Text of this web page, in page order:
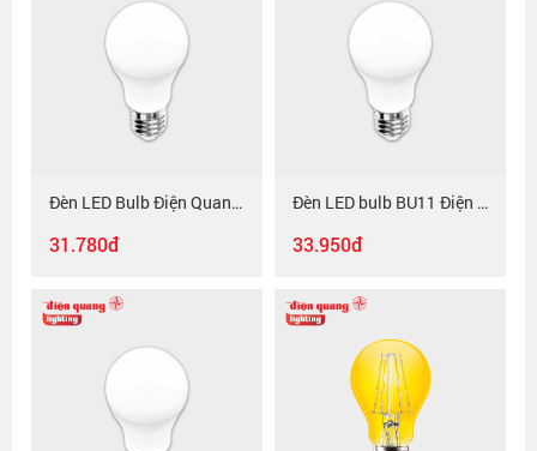
Đèn LED Bulb Điện Quang ĐQ LEDBU11A60 5W, chụp cầu mờ
31.780đ
Đèn LED bulb BU11 Điện Quang ĐQ LEDBU11A60V 7W, chụp cầu mờ, nguồn tích hợp
33.950đ